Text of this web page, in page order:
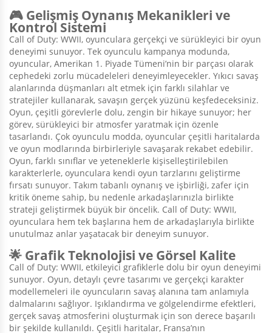
🎮 Gelişmiş Oynanış Mekanikleri ve
Kontrol Sistemi
Call of Duty: WWII, oyunculara gerçekçi ve sürükleyici bir oyun
deneyimi sunuyor. Tek oyunculu kampanya modunda,
oyuncular, Amerikan 1. Piyade Tümeni’nin bir parçası olarak
cephedeki zorlu mücadeleleri deneyimleyecekler. Yıkıcı savaş
alanlarında düşmanları alt etmek için farklı silahlar ve
stratejiler kullanarak, savaşın gerçek yüzünü keşfedeceksiniz.
Oyun, çeşitli görevlerle dolu, zengin bir hikaye sunuyor; her
görev, sürükleyici bir atmosfer yaratmak için özenle
tasarlandı. Çok oyunculu modda, oyuncular çeşitli haritalarda
ve oyun modlarında birbirleriyle savaşarak rekabet edebilir.
Oyun, farklı sınıflar ve yeteneklerle kişiselleştirilebilen
karakterlerle, oyunculara kendi oyun tarzlarını geliştirme
fırsatı sunuyor. Takım tabanlı oynanış ve işbirliği, zafer için
kritik öneme sahip, bu nedenle arkadaşlarınızla birlikte
strateji geliştirmek büyük bir öncelik. Call of Duty: WWII,
oyunculara hem tek başlarına hem de arkadaşlarıyla birlikte
unutulmaz anlar yaşatacak bir deneyim sunuyor.
🌟 Grafik Teknolojisi ve Görsel Kalite
Call of Duty: WWII, etkileyici grafiklerle dolu bir oyun deneyimi
sunuyor. Oyun, detaylı çevre tasarımı ve gerçekçi karakter
modellemeleri ile oyuncuların savaş alanına tam anlamıyla
dalmalarını sağlıyor. Işıklandırma ve gölgelendirme efektleri,
gerçek savaş atmosferini oluşturmak için son derece başarılı
bir şekilde kullanıldı. Çeşitli haritalar, Fransa’nın